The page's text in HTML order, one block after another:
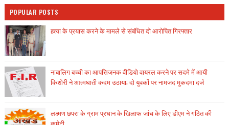
POPULAR POSTS
हत्या के प्रयास करने के मामले से संबंधित दो आरोपित गिरफ्तार
नाबालिग बच्ची का आपत्तिजनक वीडियो वायरल करने पर सदमे में आयी
किशोरी ने आत्मघाती कदम उठाया; दो युवकों पर नामजद मुकदमा दर्ज
लक्ष्मण छपरा के ग्राम प्रधान के खिलाफ जांच के लिए डीएम ने गठित की
कमेटी